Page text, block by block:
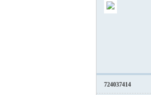
724037414